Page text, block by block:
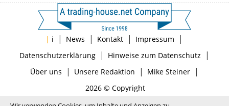
| i | News | Kontakt | Impressum |
Datenschutzerklärung| Hinweise zum Datenschutz |
Über uns | Unsere Redaktion | Mike Steiner|
2026 © Copyright